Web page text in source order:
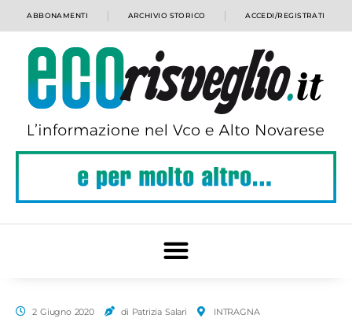
ABBONAMENTI ARCHIVIO STORICO ACCEDI/REGISTRATI
2 Giugno 2020 di Patrizia Salari INTRAGNA